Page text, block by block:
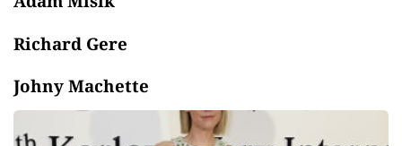
Richard Gere
Johny Machette